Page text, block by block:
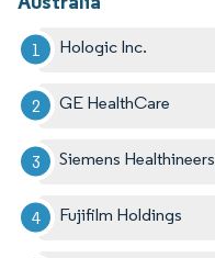
Hologic Inc.
GE HealthCare
Siemens Healthineers
Fujifilm Holdings